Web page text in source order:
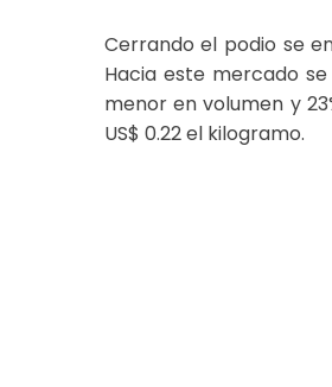
Cerrando el podio se
Hacia este mercado
menor en volumen y
US$ 0.22 el kilogramo.